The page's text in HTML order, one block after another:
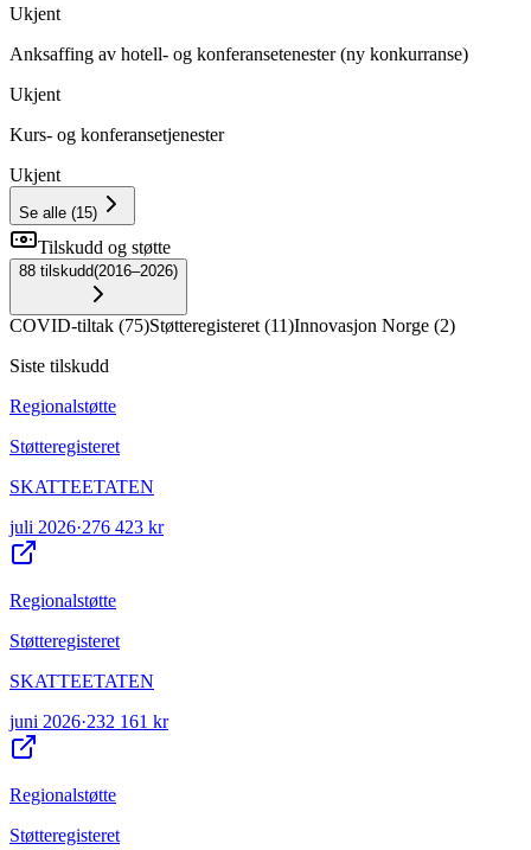
Ukjent
Anksaffing av hotell- og konferansetenester (ny konkurranse)
Ukjent
Kurs- og konferansetjenester
Ukjent
Se alle (15)
Tilskudd og støtte
88 tilskudd(2016–2026)
COVID-tiltak (75)Støtteregisteret (11)Innovasjon Norge (2)
Siste tilskudd
Regionalstøtte
Støtteregisteret
SKATTEETATEN
juli 2026·276 423 kr
Regionalstøtte
Støtteregisteret
SKATTEETATEN
juni 2026·232 161 kr
Regionalstøtte
Støtteregisteret